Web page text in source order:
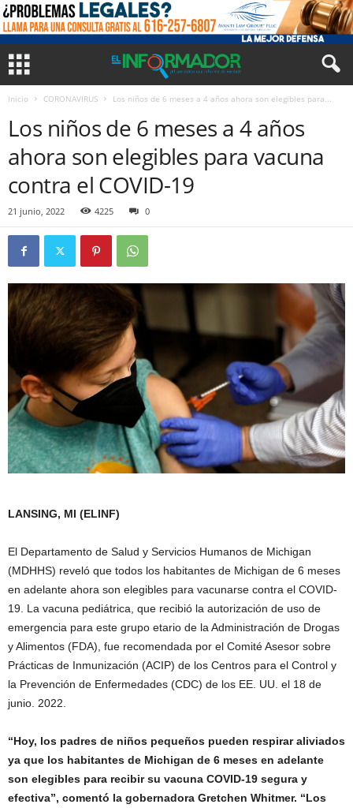
Inicio CORONAVIRUS Los niños de 6 meses a 4 años ahora son elegibles para...
Los niños de 6 meses a 4 años
ahora son elegibles para vacuna
contra el COVID-19
21 junio, 2022 4225 0
LANSING, MI (ELINF)
El Departamento de Salud y Servicios Humanos de Michigan
(MDHHS) reveló que todos los habitantes de Michigan de 6 meses
en adelante ahora son elegibles para vacunarse contra el COVID-
19. La vacuna pediátrica, que recibió la autorización de uso de
emergencia para este grupo etario de la Administración de Drogas
y Alimentos (FDA), fue recomendada por el Comité Asesor sobre
Prácticas de Inmunización (ACIP) de los Centros para el Control y
la Prevención de Enfermedades (CDC) de los EE. UU. el 18 de
junio. 2022.
“Hoy, los padres de niños pequeños pueden respirar aliviados
ya que los habitantes de Michigan de 6 meses en adelante
son elegibles para recibir su vacuna COVID-19 segura y
efectiva”, comentó la gobernadora Gretchen Whitmer. “Los